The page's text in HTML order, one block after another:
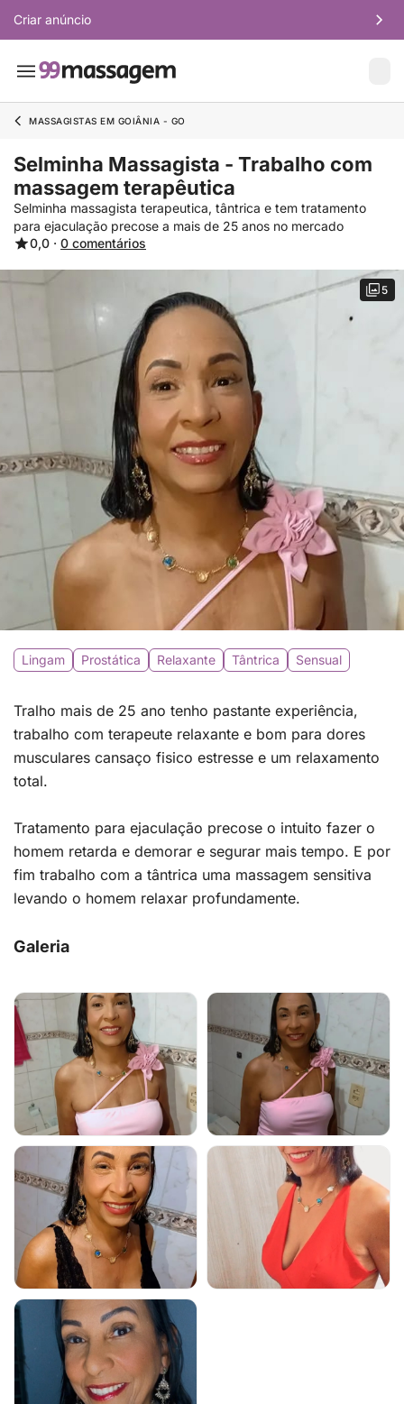
Criar anúncio
MASSAGISTAS EM GOIÂNIA - GO
Selminha Massagista - Trabalho com
massagem terapêutica
Selminha massagista terapeutica, tântrica e tem tratamento
para ejaculação precose a mais de 25 anos no mercado
0,0 · 0 comentários
5
Lingam Prostática Relaxante Tântrica Sensual
Tralho mais de 25 ano tenho pastante experiência,
trabalho com terapeute relaxante e bom para dores
musculares cansaço fisico estresse e um relaxamento
total.
Tratamento para ejaculação precose o intuito fazer o
homem retarda e demorar e segurar mais tempo. E por
fim trabalho com a tântrica uma massagem sensitiva
levando o homem relaxar profundamente.
Galeria